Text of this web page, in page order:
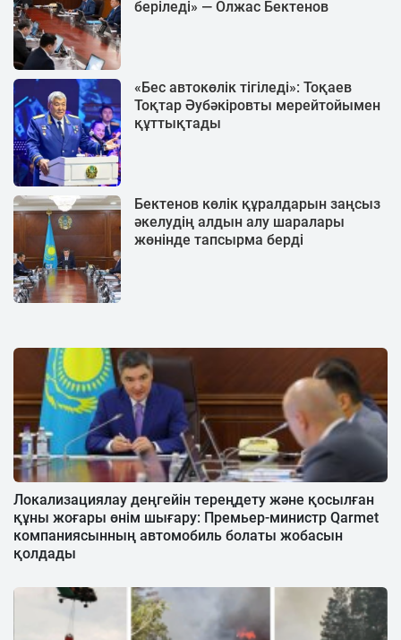
беріледі» — Олжас Бектенов
«Бес автокөлік тігіледі»: Тоқаев
Тоқтар Әубәкіровты мерейтойымен
құттықтады
Бектенов көлік құралдарын заңсыз
әкелудің алдын алу шаралары
жөнінде тапсырма берді
Локализациялау деңгейін тереңдету және қосылған
құны жоғары өнім шығару: Премьер-министр Qarmet
компаниясынның автомобиль болаты жобасын
қолдады